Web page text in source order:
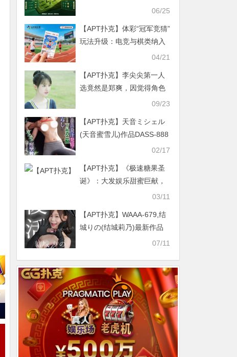
还是超级天才更能撕开现代
06/25
【APT扑克】体彩“冠军竞猜”
玩法升级：电竞与棋类纳入
04/21
【APT扑克】李尖尖第一人
选竟然是郑爽，因觉得角色
太傻白甜拒绝如今后悔！09/23
【APT扑克】天音ミシェル
(天音蜜雪儿)作品DASS-888
发布！做瑜珈被下药！178
02/17
【APT扑克】《极速糖果圣
诞》：大发娱乐甜蜜巨献，
03/11
【APT扑克】WAAA-679,结
城りの(结城莉乃)最新作品
07/11